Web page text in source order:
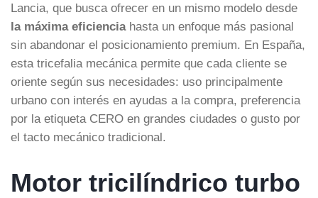
Lancia, que busca ofrecer en un mismo modelo desde
la máxima eficienciahasta un enfoque más pasional
sin abandonar el posicionamiento premium. En España,
esta tricefalia mecánica permite que cada cliente se
oriente según sus necesidades: uso principalmente
urbano con interés en ayudas a la compra, preferencia
por la etiqueta CERO en grandes ciudades o gusto por
el tacto mecánico tradicional.
Motor tricilíndrico turbo